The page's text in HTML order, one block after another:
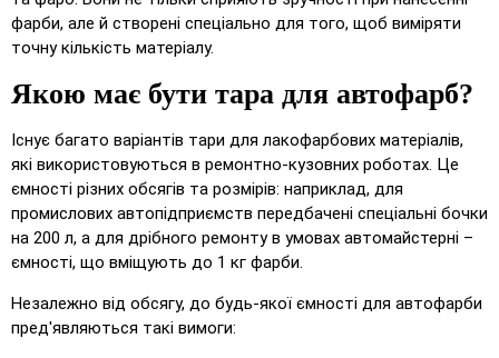
фарби, але й створені спеціально для того, щоб виміряти
точну кількість матеріалу.
Якою має бути тара для автофарб?
Існує багато варіантів тари для лакофарбових матеріалів,
які використовуються в ремонтно-кузовних роботах. Це
ємності різних обсягів та розмірів: наприклад, для
промислових автопідприємств передбачені спеціальні бочки
на 200 л, а для дрібного ремонту в умовах автомайстерні –
ємності, що вміщують до 1 кг фарби.
Незалежно від обсягу, до будь-якої ємності для автофарби
пред'являються такі вимоги: